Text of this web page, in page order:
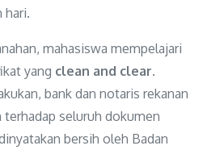
hari.
mahasiswa mempelajari
yang clean and clear.
bank dan notaris rekanan
terhadap seluruh dokumen
bersih oleh Badan